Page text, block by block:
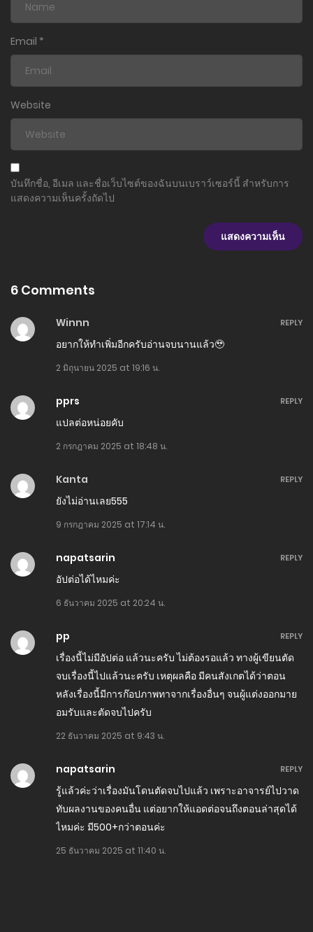
ตอนที่ 455
16 เมษายน 2025
ตอนที่ 454
16 เมษายน 2025
ตอนที่ 453
16 เมษายน 2025
ตอนที่ 452
16 เมษายน 2025
16 เมษายน 2025
ตอนที่ 449
16 เมษายน 2025
ตอนที่ 448
ตอนที่ 447
16 เมษายน 2025
ตอนที่ 445
ตอนที่ 444
16 เมษายน 2025
16 เมษายน 2025
ตอนที่ 441
16 เมษายน 2025
ตอนที่ 439
16 เมษายน 2025
ตอนที่ 438
Email *
Website
บันทึกชื่อ, อีเมล และชื่อเว็บไซต์ของฉันบนเบราว์เซอร์นี้ สำหรับการ
แสดงความเห็นครั้งถัดไป
6 Comments
Winnn
อยากให้ทำเพิ่มอีกครับอ่านจบนานแล้ว🥹
2 มิถุนายน 2025 at 19:16 น.
REPLY
pprs
แปลต่อหน่อยคับ
2 กรกฎาคม 2025 at 18:48 น.
REPLY
Kanta​
ยังไม่อ่านเลย555
9 กรกฎาคม 2025 at 17:14 น.
REPLY
napatsarin
อัปต่อได้ไหมค่ะ
6 ธันวาคม 2025 at 20:24 น.
REPLY
pp
เรื่องนี้ไม่มีอัปต่อ แล้วนะครับ ไม่ต้องรอแล้ว ทางผู้เขียนตัด
จบเรื่องนี้ไปแล้วนะครับ เหตุผลคือ มีคนสังเกตได้ว่าตอน
หลังเรื่องนี้มีการก๊อปภาพทาจากเรื่องอื่นๆ จนผู้แต่งออกมาย
อมรับและตัดจบไปครับ
22 ธันวาคม 2025 at 9:43 น.
REPLY
napatsarin
รู้แล้วค่ะว่าเรื่องมันโดนตัดจบไปแล้ว เพราะอาจารย์ไปวาด
ทับผลงานของคนอื่น แต่อยากให้แอดต่อจนถึงตอนล่าสุดได้
ไหมค่ะ มี500+กว่าตอนค่ะ
25 ธันวาคม 2025 at 11:40 น.
REPLY